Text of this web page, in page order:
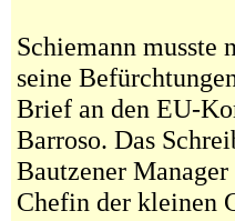
Schiemann musste
seine
Brief an den EU-
Barroso. Das
Bautzener
Chefin der kleinen